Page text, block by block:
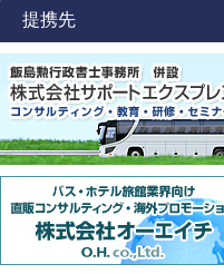
提携先